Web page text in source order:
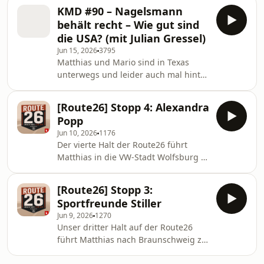
Programm: Das Aus der Türkei
im Stundentakt. Über den magischen
Messi, den mitreißenden Mbappé,
den Himmelsstürmer Haaland und
King Kane sprechen eure Hosts
Matthias und Mario mit Kollege
Thomas Hiete, der ebenfalls in den
USA weilt. Vamos!
KMD #90 – Nagelsmann
behält recht – Wie gut sind
die USA? (mit Julian Gressel)
Jun 15, 20263795
Matthias und Mario sind in Texas
unterwegs und leider auch mal hinter
der deutschen Mannschaft gegen
Curacao und was dieser aussagt.
Außerdem dabei: MLS-Profi und Ex-
US-Nationalspieler Julian Gressel, der
vom nicht weniger hochkarätigen 4:1
der Gastgeber gegen Paraguay
erzählt. Was haben wir bis jetzt
eigentlich von der WM gele
[Route26] Stopp 4: Alexandra
Popp
Jun 10, 2026 1176
Der vierte Halt der Route26 führt
Matthias in die VW-Stadt Wolfsburg —
Olympiasiegerin von 2016 blickt vor
ihrem Wechsel zum BVB auf ihre
erfolgreiche Zeit beim VfL Wolfsburg
zurück, in der sie siebenmal Deutsche
Meisterin und elfmal Pokalsiegerin
wurde. Außerdem spricht sie über
[Route26] Stopp 3:
Sportfreunde Stiller
Jun 9, 2026 1270
Unser dritter Halt auf der Route26
führt Matthias nach Braunschweig zu